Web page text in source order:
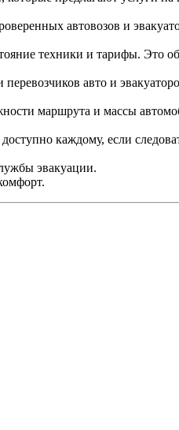
автовозов и
техники и тарифы. Это
авто и
маршрута и массы
каждому, если
эвакуации.